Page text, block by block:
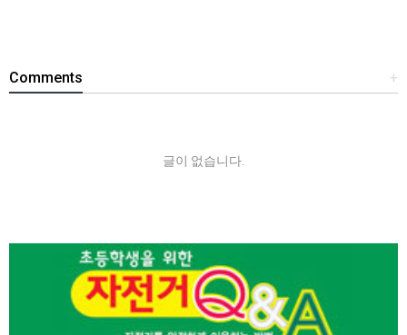
+
Comments
글이 없습니다.